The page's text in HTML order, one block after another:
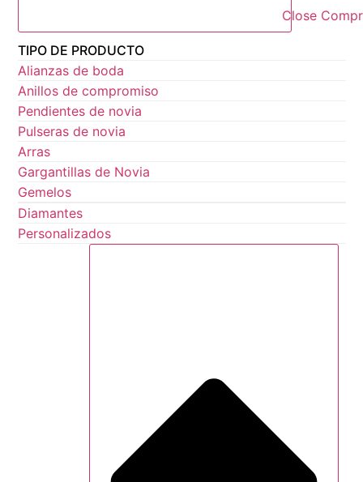
Close
TIPO DE PRODUCTO
Alianzas de boda
Anillos de compromiso
Pendientes de novia
Pulseras de novia
Arras
Gargantillas de Novia
Gemelos
Diamantes
Personalizados